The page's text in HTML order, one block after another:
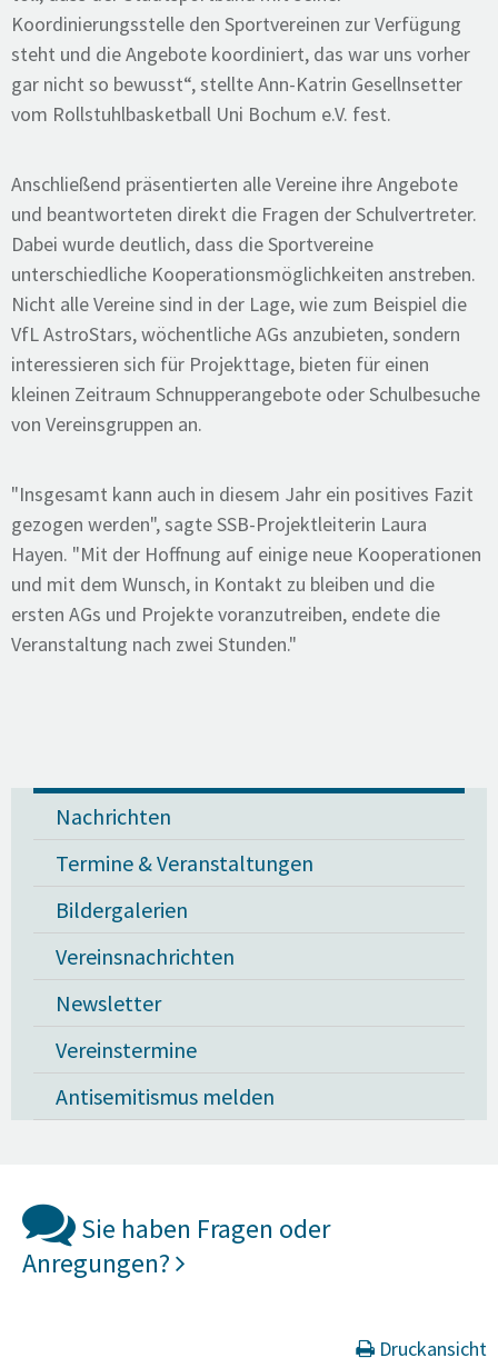
Koordinierungsstelle den Sportvereinen zur Verfügung
steht und die Angebote koordiniert, das war uns vorher
gar nicht so bewusst“, stellte Ann-Katrin Gesellnsetter
vom Rollstuhlbasketball Uni Bochum e.V. fest.
Anschließend präsentierten alle Vereine ihre Angebote
und beantworteten direkt die Fragen der Schulvertreter.
Dabei wurde deutlich, dass die Sportvereine
unterschiedliche Kooperationsmöglichkeiten anstreben.
Nicht alle Vereine sind in der Lage, wie zum Beispiel die
VfL AstroStars, wöchentliche AGs anzubieten, sondern
interessieren sich für Projekttage, bieten für einen
kleinen Zeitraum Schnupperangebote oder Schulbesuche
von Vereinsgruppen an.
"Insgesamt kann auch in diesem Jahr ein positives Fazit
gezogen werden", sagte SSB-Projektleiterin Laura
Hayen. "Mit der Hoffnung auf einige neue Kooperationen
und mit dem Wunsch, in Kontakt zu bleiben und die
ersten AGs und Projekte voranzutreiben, endete die
Veranstaltung nach zwei Stunden."
Nachrichten
Termine & Veranstaltungen
Bildergalerien
Vereinsnachrichten
Newsletter
Vereinstermine
Antisemitismus melden
Sie haben Fragen oder
Anregungen?
Druckansicht